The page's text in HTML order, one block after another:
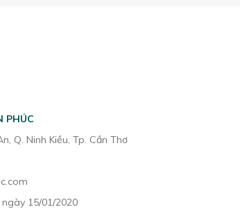
PHÚC
Q. Ninh Kiều, Tp. Cần Thơ
15/01/2020